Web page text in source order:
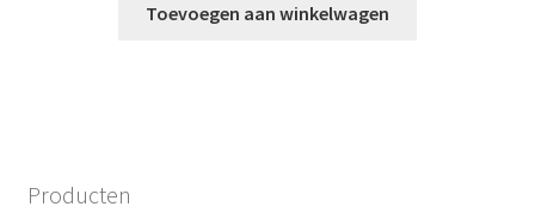
Toevoegen aan winkelwagen
Producten